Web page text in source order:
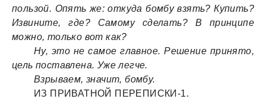
пользой. Опять же: откуда бомбу взять? Купить?
Извините, где? Самому сделать? В принципе
можно, только вот как?
Ну, это не самое главное. Решение принято,
цель поставлена. Уже легче.
Взрываем, значит, бомбу.
ИЗ ПРИВАТНОЙ ПЕРЕПИСКИ-1.